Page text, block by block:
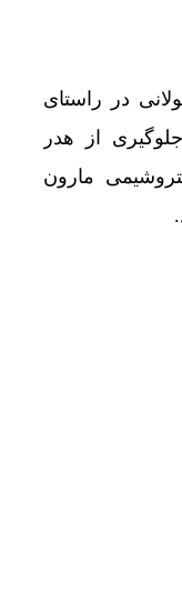
در راستای
از هدر
مارون